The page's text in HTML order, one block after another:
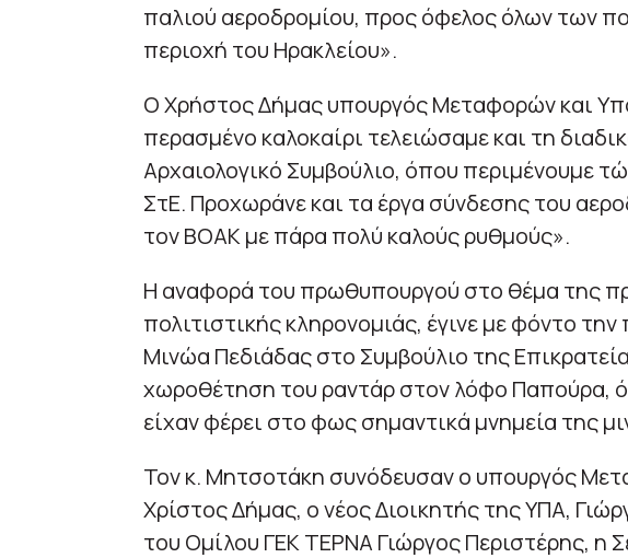
παλιού αεροδρομίου, προς όφελος όλων των
περιοχή του Ηρακλείου».
Ο Χρήστος Δήμας υπουργός Μεταφορών και
περασμένο καλοκαίρι τελειώσαμε και τη
Αρχαιολογικό Συμβούλιο, όπου περιμένουμε
ΣτΕ. Προχωράνε και τα έργα σύνδεσης του
τον ΒΟΑΚ με πάρα πολύ καλούς ρυθμούς».
Η αναφορά του πρωθυπουργού στο θέμα της
πολιτιστικής κληρονομιάς, έγινε με φόντο
Μινώα Πεδιάδας στο Συμβούλιο της
χωροθέτηση του ραντάρ στον λόφο Παπούρα,
είχαν φέρει στο φως σημαντικά μνημεία της
Τον κ. Μητσοτάκη συνόδευσαν ο υπουργός
Χρίστος Δήμας, ο νέος Διοικητής της ΥΠΑ,
του Ομίλου ΓΕΚ ΤΕΡΝΑ Γιώργος Περιστέρης, η